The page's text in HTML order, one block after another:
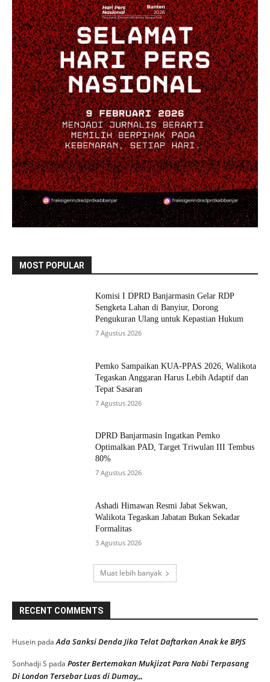
MOST POPULAR
Komisi I DPRD Banjarmasin Gelar RDP
Sengketa Lahan di Banyiur, Dorong
Pengukuran Ulang untuk Kepastian Hukum
7 Agustus 2026
Pemko Sampaikan KUA-PPAS 2026, Walikota
Tegaskan Anggaran Harus Lebih Adaptif dan
Tepat Sasaran
7 Agustus 2026
DPRD Banjarmasin Ingatkan Pemko
Optimalkan PAD, Target Triwulan III Tembus
80%
7 Agustus 2026
Ashadi Himawan Resmi Jabat Sekwan,
Walikota Tegaskan Jabatan Bukan Sekadar
Formalitas
3 Agustus 2026
Muat lebih banyak
RECENT COMMENTS
Husein padaAda Sanksi Denda Jika Telat Daftarkan Anak ke BPJS
Sonhadji S pada Poster Bertemakan Mukjizat Para Nabi Terpasang
Di London Tersebar Luas di Dumay,,,